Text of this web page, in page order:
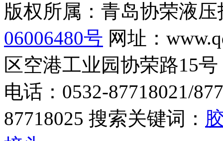
版权所属：青岛协荣液
06006480号 网址：
区空港工业园协荣路15号
电话：0532-87718021/
87718025 搜索关键词：